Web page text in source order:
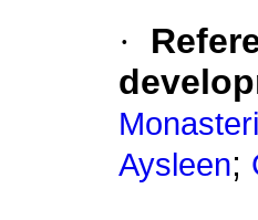
·
Aysleen;